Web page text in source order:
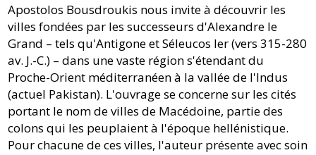
Apostolos Bousdroukis nous invite à découvrir les
villes fondées par les successeurs d'Alexandre le
Grand – tels qu'Antigone et Séleucos Ier (vers 315-280
av. J.-C.) – dans une vaste région s'étendant du
Proche-Orient méditerranéen à la vallée de l'Indus
(actuel Pakistan). L'ouvrage se concerne sur les cités
portant le nom de villes de Macédoine, partie des
colons qui les peuplaient à l'époque hellénistique.
Pour chacune de ces villes, l'auteur présente avec soin